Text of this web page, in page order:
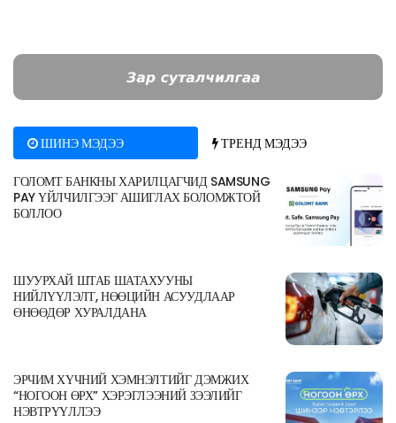
ШИНЭ МЭДЭЭ ТРЕНД МЭДЭЭ
ГОЛОМТ БАНКНЫ ХАРИЛЦАГЧИД SAMSUNG
PAY ҮЙЛЧИЛГЭЭГ АШИГЛАХ БОЛОМЖТОЙ
БОЛЛОО
ШУУРХАЙ ШТАБ ШАТАХУУНЫ
НИЙЛҮҮЛЭЛТ, НӨӨЦИЙН АСУУДЛААР
ӨНӨӨДӨР ХУРАЛДАНА
ЭРЧИМ ХҮЧНИЙ ХЭМНЭЛТИЙГ ДЭМЖИХ
“НОГООН ӨРХ” ХЭРЭГЛЭЭНИЙ ЗЭЭЛИЙГ
НЭВТРҮҮЛЛЭЭ